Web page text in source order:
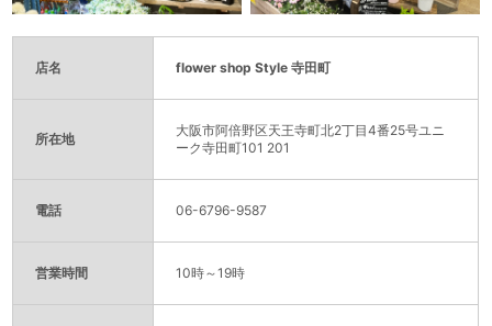
店名 flower shop Style 寺田町
所在地
大阪市阿倍野区天王寺町北2丁目4番25号ユニ
ーク寺田町101 201
電話 06-6796-9587
営業時間 10時～19時